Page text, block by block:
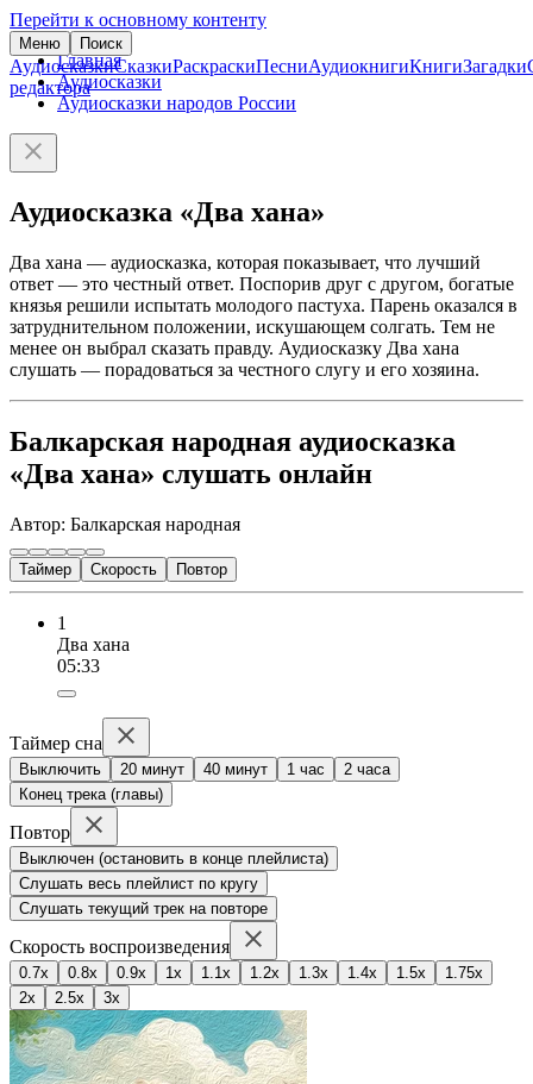
Перейти к основному контенту
Меню Поиск
АудиосказкиСказкиРаскраскиПесниАудиокнигиКнигиЗагадки
редактора
Главная
Аудиосказки
Аудиосказки народов России
Аудиосказка «Два хана»
Два хана — аудиосказка, которая показывает, что лучший
ответ — это честный ответ. Поспорив друг с другом, богатые
князья решили испытать молодого пастуха. Парень оказался в
затруднительном положении, искушающем солгать. Тем не
менее он выбрал сказать правду. Аудиосказку Два хана
слушать — порадоваться за честного слугу и его хозяина.
Балкарская народная аудиосказка
«Два хана» слушать онлайн
Автор: Балкарская народная
Таймер Скорость Повтор
1
Два хана
05:33
Таймер сна
Выключить 20 минут 40 минут 1 час
2 часа
Конец трека (главы)
Повтор
Выключен (остановить в конце плейлиста)
Слушать весь плейлист по кругу
Слушать текущий трек на повторе
Скорость воспроизведения
0.7x 0.8x 0.9x 1x 1.1x 1.2x 1.3x 1.4x 1.5x
1.75x
2x
2.5x 3x